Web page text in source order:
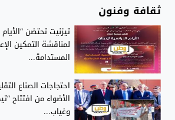
ثقافة وفنون
تيزنيت تحتضن “الأيام
لمناقشة التمكين
المستدامة...
احتجاجات الصناع
وغياب...